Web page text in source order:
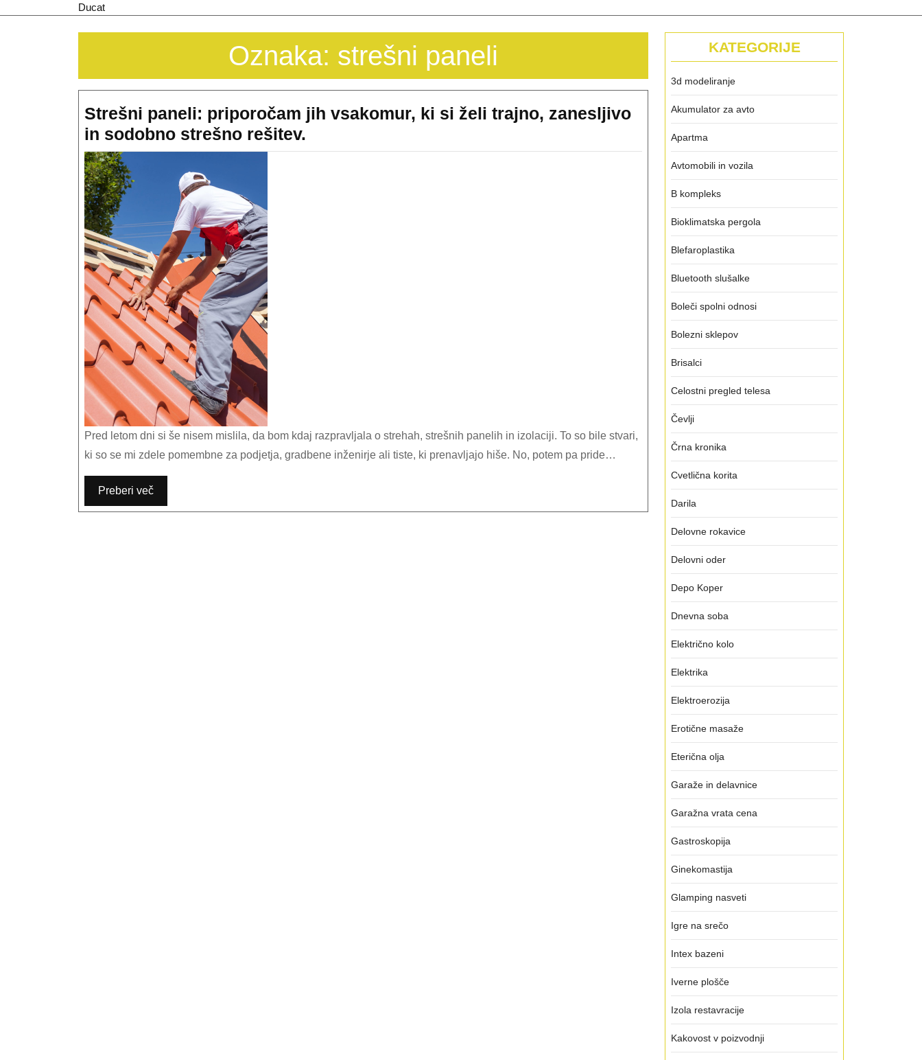
Ducat
Oznaka: strešni paneli
Strešni paneli: priporočam jih vsakomur, ki si želi trajno, zanesljivo
in sodobno strešno rešitev.
paneli:
Pred letom dni si še nisem mislila, da bom kdaj razpravljala o strehah, strešnih panelih in izolaciji. To so bile stvari,
ki so se mi zdele pomembne za podjetja, gradbene inženirje ali tiste, ki prenavljajo hiše. No, potem pa pride…
Preberi več
KATEGORIJE
3d modeliranje
Akumulator za avto
Apartma
Avtomobili in vozila
B kompleks
Bioklimatska pergola
Blefaroplastika
Bluetooth slušalke
Boleči spolni odnosi
Bolezni sklepov
Brisalci
Celostni pregled telesa
Čevlji
Črna kronika
Cvetlična korita
Darila
Delovne rokavice
Delovni oder
Depo Koper
Dnevna soba
Električno kolo
Elektrika
Elektroerozija
Erotične masaže
Eterična olja
Garaže in delavnice
Garažna vrata cena
Gastroskopija
Ginekomastija
Glamping nasveti
Igre na srečo
Intex bazeni
Iverne plošče
Izola restavracije
Kakovost v poizvodnji